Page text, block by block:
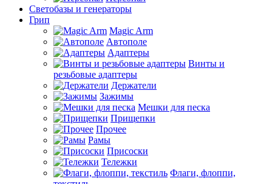
Светобазы и генераторы
Грип
Magic Arm
Автополе
Адаптеры
Винты и
резьбовые адаптеры
Держатели
Зажимы
Мешки для песка
Прищепки
Прочее
Рамы
Присоски
Тележки
Флаги, флоппи,